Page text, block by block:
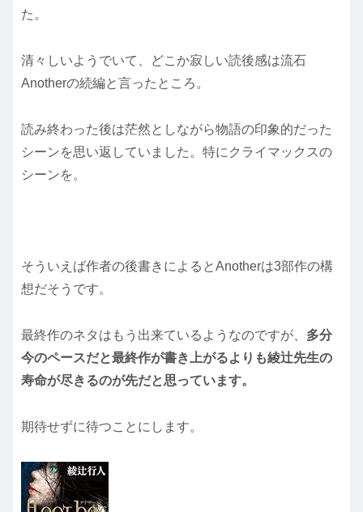
た。
清々しいようでいて、どこか寂しい読後感は流石
Anotherの続編と言ったところ。
読み終わった後は茫然としながら物語の印象的だった
シーンを思い返していました。特にクライマックスの
シーンを。
そういえば作者の後書きによるとAnotherは3部作の構
想だそうです。
最終作のネタはもう出来ているようなのですが、 多分
今のペースだと最終作が書き上がるよりも綾辻先生の
寿命が尽きるのが先だと思っています。
期待せずに待つことにします。